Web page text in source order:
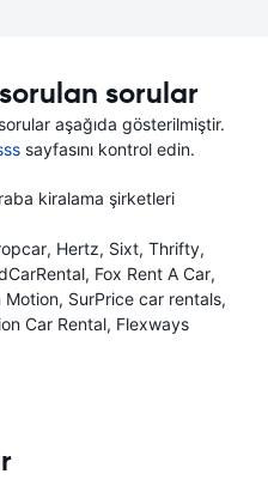
sorular
aşağıda gösterilmiştir.
sayfasını kontrol edin.
kiralama şirketleri
Hertz Sixt Thrifty
Fox Rent A Car
Motion SurPrice car rentals
Car Rental Flexways